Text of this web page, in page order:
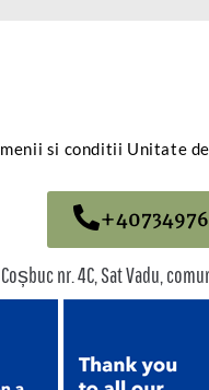
si conditii Unitate
nr. 4C, Sat Vadu,